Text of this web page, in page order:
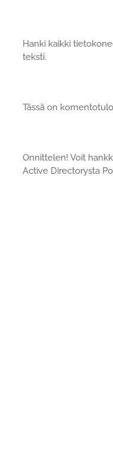
Hanki kaikki
teksti.
Tässä on
Onnittelen! Voit
Active Directorysta